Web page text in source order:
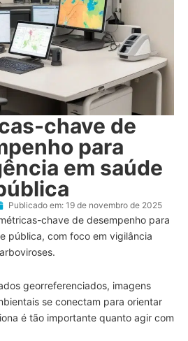
chave de
para
em saúde
Publicado em: 19 de novembro de 2025
chave de desempenho para
pública, com foco em vigilância
georreferenciados, imagens
se conectam para orientar
é tão importante quanto agir com